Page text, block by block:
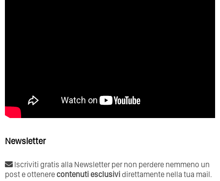
Newsletter
Iscriviti gratis alla Newsletter per non perdere nemmeno un
post e ottenerecontenuti esclusividirettamente nella tua mail.